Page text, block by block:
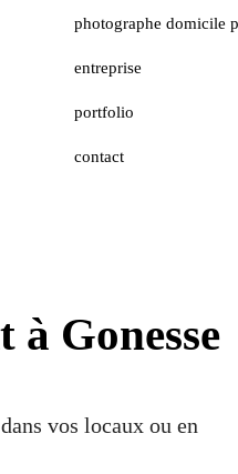
photographe domicile
entreprise
portfolio
contact
Gonesse
vos locaux ou en